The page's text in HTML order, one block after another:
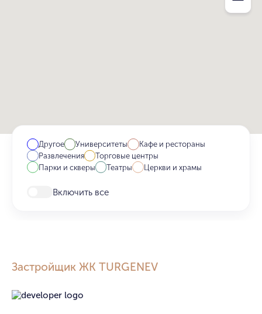
Другое Университеты
Кафе и рестораны
Развлечения
Торговые центры
Парки и скверы
Театры Церкви и храмы
Включить все
Застройщик ЖК TURGENEV